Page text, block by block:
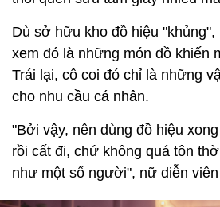
Dù sở hữu kho đồ hiệu "khủng",
xem đó là những món đồ khiến
Trái lại, cô coi đó chỉ là những
cho nhu cầu cá nhân.
"Bởi vậy, nên dùng đồ hiệu
rồi cất đi, chứ không quá tôn
như một số người", nữ diễn